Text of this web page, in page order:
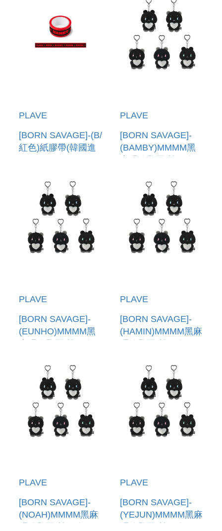
PLAVE
[BORN SAVAGE]-(B/
紅色)紙膠帶(韓國進
PLAVE
[BORN SAVAGE]-
(BAMBY)MMMM黑
PLUSH KEYRING
PLAVE
[BORN SAVAGE]-
(EUNHO)MMMM黑
PLUSH KEYRING
PLAVE
[BORN SAVAGE]-
(HAMIN)MMMM黑麻
PLUSH KEYRING
PLAVE
[BORN SAVAGE]-
(NOAH)MMMM黑麻
PLAVE
[BORN SAVAGE]-
(YEJUN)MMMM黑麻